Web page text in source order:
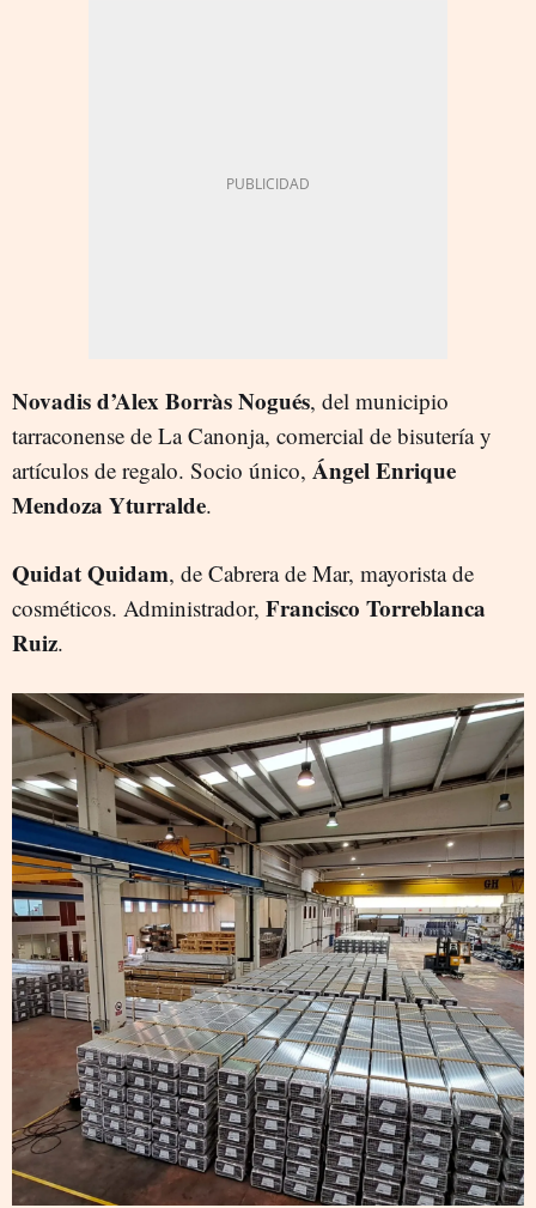
Novadis d’Alex Borràs Nogués, del municipio
tarraconense de La Canonja, comercial de bisutería y
artículos de regalo. Socio único, ÁngelEnrique
Mendoza Yturralde.
Quidat Quidam, de Cabrera de Mar, mayorista de
cosméticos. Administrador, Francisco Torreblanca
Ruiz.